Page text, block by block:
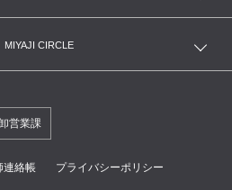
MIYAJI CIRCLE
営業課
連絡帳 プライバシーポリシー